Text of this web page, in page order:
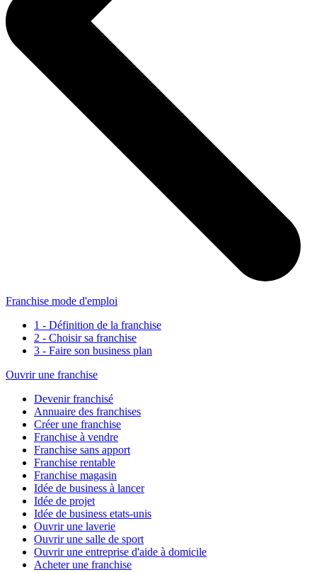
Franchise mode d'emploi
1 - Définition de la franchise
2 - Choisir sa franchise
3 - Faire son business plan
Ouvrir une franchise
Devenir franchisé
Annuaire des franchises
Créer une franchise
Franchise à vendre
Franchise sans apport
Franchise rentable
Franchise magasin
Idée de business à lancer
Idée de projet
Idée de business etats-unis
Ouvrir une laverie
Ouvrir une salle de sport
Ouvrir une entreprise d'aide à domicile
Acheter une franchise